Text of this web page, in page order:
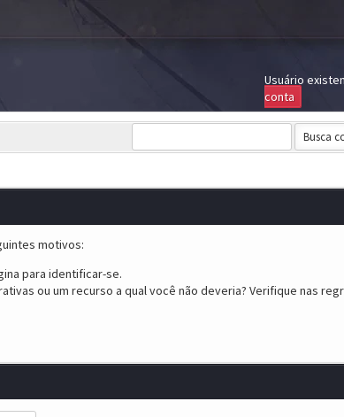
Usuário
conta
motivos:
para identificar-se.
ou um recurso a qual você não deveria? Verifique nas